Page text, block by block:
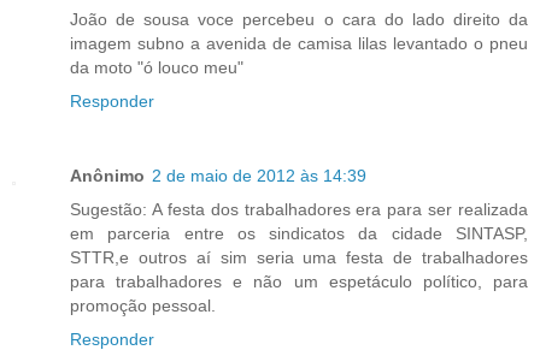
João de sousa voce percebeu o cara do lado direito da
imagem subno a avenida de camisa lilas levantado o pneu
da moto "ó louco meu"
Responder
Anônimo 2 de maio de 2012 às 14:39
Sugestão: A festa dos trabalhadores era para ser realizada
em parceria entre os sindicatos da cidade SINTASP,
STTR,e outros aí sim seria uma festa de trabalhadores
para trabalhadores e não um espetáculo político, para
promoção pessoal.
Responder